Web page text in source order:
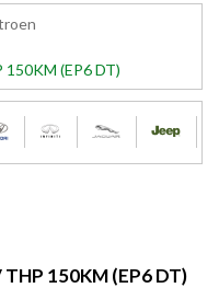
(EP6 DT)
150KM (EP6 DT)